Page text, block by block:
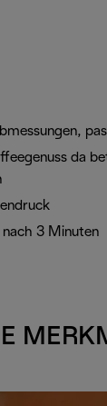
da
3 Minuten